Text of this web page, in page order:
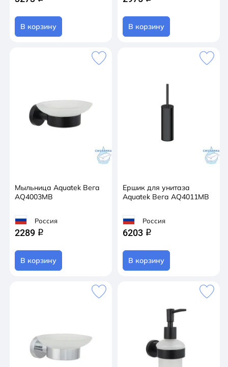
В корзину В корзину
Мыльница Aquatek Вега
AQ4003MB
Россия
2289 q
В корзину
Ершик для унитаза
Aquatek Вега AQ4011MB
Россия
6203 q
В корзину